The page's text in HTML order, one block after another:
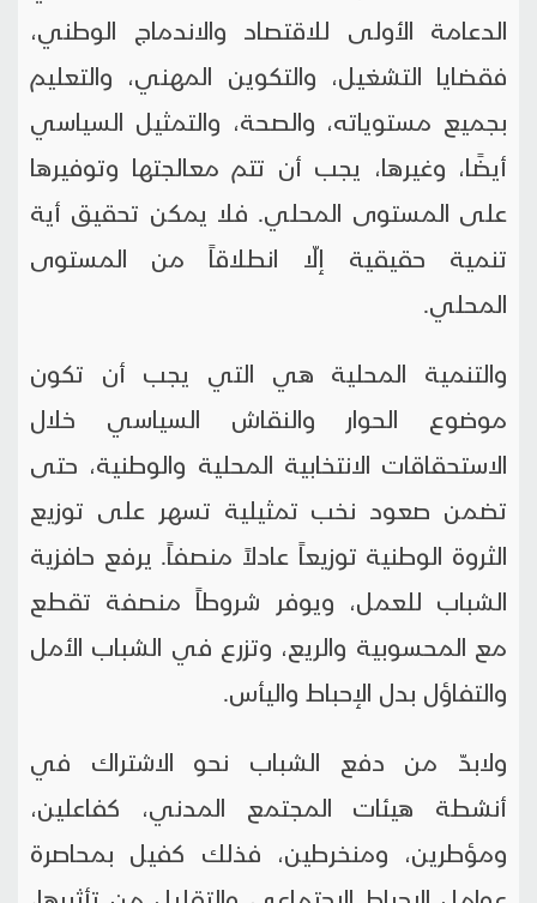
الدعامة الأولى للاقتصاد والاندماج الوطني،
فقضايا التشغيل، والتكوين المهني، والتعليم
بجميع مستوياته، والصحة، والتمثيل السياسي
أيضًا، وغيرها، يجب أن تتم معالجتها وتوفيرها
على المستوى المحلي. فلا يمكن تحقيق أية
تنمية حقيقية إلّا انطلاقاً من المستوى
المحلي.
والتنمية المحلية هي التي يجب أن تكون
موضوع الحوار والنقاش السياسي خلال
الاستحقاقات الانتخابية المحلية والوطنية، حتى
تضمن صعود نخب تمثيلية تسهر على توزيع
الثروة الوطنية توزيعاً عادلاً منصفاً. يرفع حافزية
الشباب للعمل، ويوفر شروطاً منصفة تقطع
مع المحسوبية والريع، وتزرع في الشباب الأمل
والتفاؤل بدل الإحباط واليأس.
ولابدّ من دفع الشباب نحو الاشتراك في
أنشطة هيئات المجتمع المدني، كفاعلين،
ومؤطرين، ومنخرطين، فذلك كفيل بمحاصرة